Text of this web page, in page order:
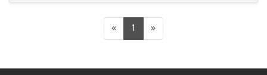
«Precedente
1 »Successiva